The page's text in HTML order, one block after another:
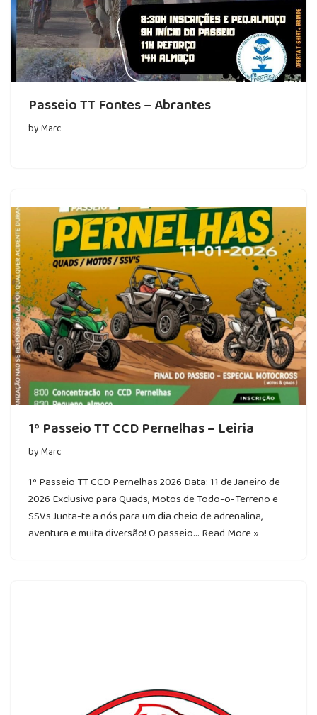
Passeio TT Fontes – Abrantes
byMarc
1º Passeio TT CCD Pernelhas – Leiria
byMarc
1º Passeio TT CCD Pernelhas 2026 Data: 11 de Janeiro de
2026 Exclusivo para Quads, Motos de Todo-o-Terreno e
SSVs Junta-te a nós para um dia cheio de adrenalina,
aventura e muita diversão! O passeio… Read More »